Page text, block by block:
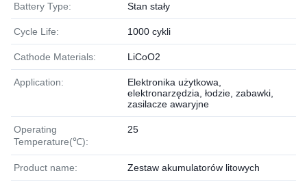
Battery Type: Stan stały
Cycle Life: 1000 cykli
Cathode Materials: LiCoO2
Application:
Elektronika użytkowa,
elektronarzędzia, łodzie, zabawki,
zasilacze awaryjne
Operating
Temperature(℃):
25
Product name: Zestaw akumulatorów litowych